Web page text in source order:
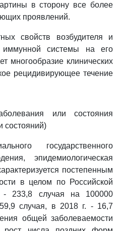
в сторону все более
проявлений.
свойств возбудителя и
иммунной системы на его
многообразие клинических
рецидивирующее течение
или состояния
состояний)
государственного
эпидемиологическая
постепенным
в целом по Российской
233,8 случая на 100000
случая, в 2018 г. - 16,7
общей заболеваемости